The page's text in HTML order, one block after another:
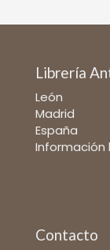
Librería
León
Madrid
España
Información
Contacto